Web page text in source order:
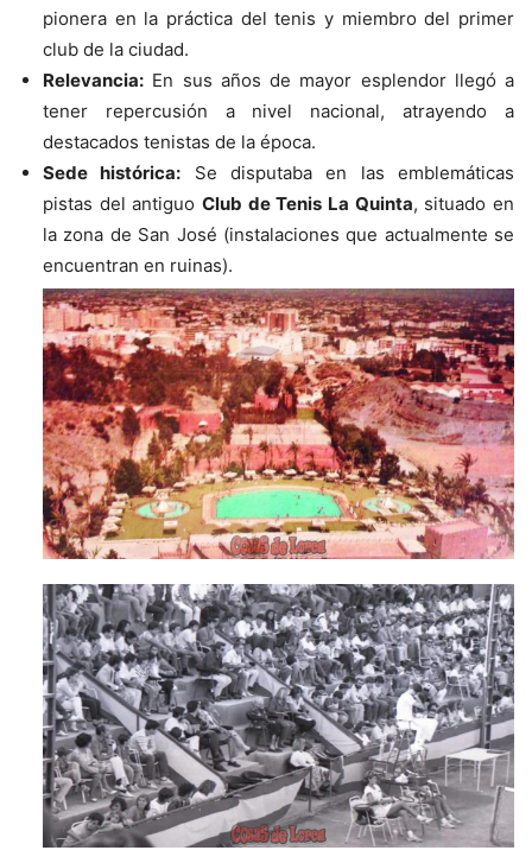
pionera en la práctica del tenis y miembro del primer
club de la ciudad.
Relevancia: En sus años de mayor esplendor llegó a
tener repercusión a nivel nacional, atrayendo a
destacados tenistas de la época.
Sede histórica: Se disputaba en las emblemáticas
pistas del antiguo Club de Tenis La Quinta, situado en
la zona de San José (instalaciones que actualmente se
encuentran en ruinas).